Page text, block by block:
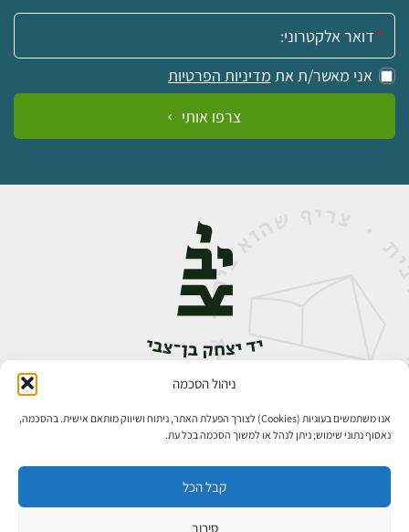
ניהול הסכמה
אנו משתמשים בעוגיות (Cookies) לצורך הפעלת האתר, ניתוח ושיווק מותאם אישית. בהסכמה,
נאסוף נתוני שימוש; ניתן לנהל או למשוך הסכמה בכל עת.
קבל הכל
סירוב
אימייל:
אני מאשר/ת את מדיניות הפרטיות
צרפו אותי
אבן גבירול 14, רחביה, ירושלים